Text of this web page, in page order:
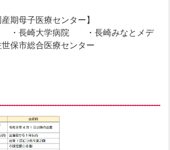
期母子医療センター】
・長崎大学病院 ・長崎みなとメデ
保市総合医療センター